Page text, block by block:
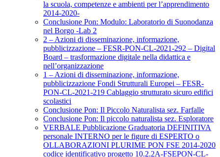
la scuola, competenze e ambienti per l’apprendimento
2014-2020-
Conclusione Pon: Modulo: Laboratorio di Suonodanza
nel Borgo -Lab 2
2 – Azioni di disseminazione, informazione,
pubblicizzazione – FESR-PON-CL-2021-292 – Digital
Board – trasformazione digitale nella didattica e
nell’organizzazione
1 – Azioni di disseminazione, informazione,
pubblicizzazione Fondi Strutturali Europei – FESR-
PON-CL-2021-219 Cablaggio strutturato sicuro edifici
scolastici
Conclusione Pon: Il Piccolo Naturalista sez. Farfalle
Conclusione Pon: Il piccolo naturalista sez. Esploratore
VERBALE Pubblicazione Graduatoria DEFINITIVA
personale INTERNO per le figure di ESPERTO o
OLLABORAZIONI PLURIME PON FSE 2014-2020
codice identificativo progetto 10.2.2A-FSEPON-CL-